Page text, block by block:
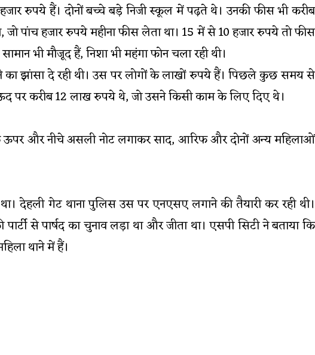
रुपये हैं। दोनों बच्चे बड़े निजी स्कूल में पढ़ते थे। उनकी फीस भी करीब
पांच हजार रुपये महीना फीस लेता था। 15 में से 10 हजार रुपये तो फीस
भी मौजूद हैं, निशा भी महंगा फोन चला रही थी।
का झांसा दे रही थी। उस पर लोगों के लाखों रुपये हैं। पिछले कुछ समय से
पर करीब 12 लाख रुपये थे, जो उसने किसी काम के लिए दिए थे।
ऊपर और नीचे असली नोट लगाकर साद, आरिफ और दोनों अन्य महिलाओं
देहली गेट थाना पुलिस उस पर एनएसए लगाने की तैयारी कर रही थी।
से पार्षद का चुनाव लड़ा था और जीता था। एसपी सिटी ने बताया कि
थाने में हैं।